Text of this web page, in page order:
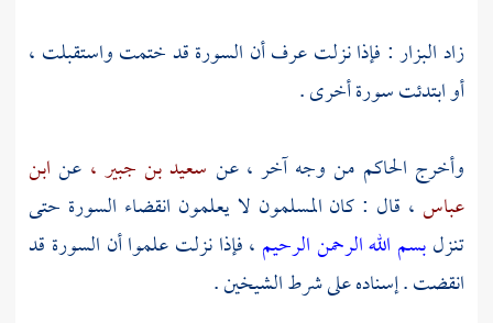
زادالبزار: فإذا نزلت عرف أن السورة قد ختمت واستقبلت ،
أو ابتدئت سورة أخرى .
وأخرج الحاكم من وجه آخر ، عن سعيد بن جبير ، عن ابن
عباس ، قال : كان المسلمون لا يعلمون انقضاء السورة حتى
تنزلبسم الله الرحمن الرحيم ، فإذا نزلت علموا أن السورة قد
انقضت . إسناده على شرط الشيخين .